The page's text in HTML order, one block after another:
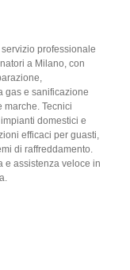
professionale
a Milano, con
gas e sanificazione
marche. Tecnici
domestici e
efficaci per guasti,
di raffreddamento.
e assistenza veloce in